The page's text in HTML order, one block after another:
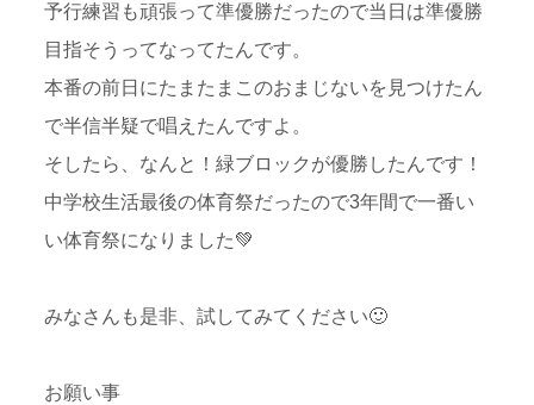
予行練習も頑張って準優勝だったので当日は準優勝
目指そうってなってたんです。
本番の前日にたまたまこのおまじないを見つけたん
で半信半疑で唱えたんですよ。
そしたら、なんと！緑ブロックが優勝したんです！
中学校生活最後の体育祭だったので3年間で一番い
い体育祭になりました💚
みなさんも是非、試してみてください🙂
お願い事